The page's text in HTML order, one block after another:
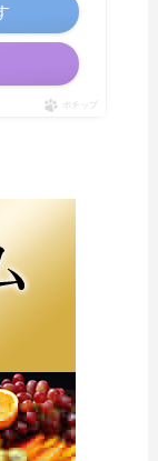
ポチップ